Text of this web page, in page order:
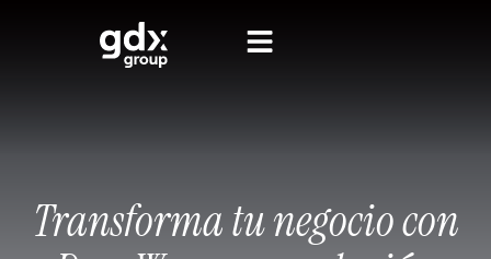
Transforma tu negocio con